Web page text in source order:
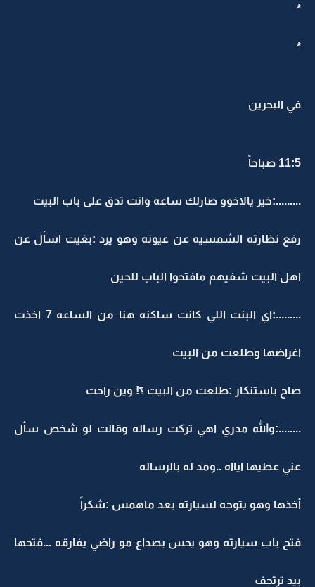
*
*
في البحرين
11:5 صباحاً
.........:خير يالاخوو صارلك ساعه وانت تدق على باب البيت
رفع نظارته الشمسيه عن عيونه وهو يرد :بغيت اسأل عن
اهل البيت شفيهم مافتحوا الباب للحين
.........:اي البنت اللي كانت ساكنه هنا من الساعه 7 اخذت
اغراضها وطلعت من البيت
صاح باستنكار :طلعت من البيت ؟ّ! وين راحت
........:والله مدري اهي تركت رساله وقالت لو شخص سأل
عني عطيها ايااه ..ومد له بالرساله
أخذها وهو يتوجه لسيارته بعد ماهمس :شكراً
فتح باب سيارته وهو يحس بصداع مو راضي يفارقه ...فتحها
بيد ترتجف